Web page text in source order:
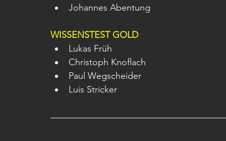
Johannes Abentung
WISSENSTEST GOLD
Lukas Früh
Christoph Knoflach
Paul Wegscheider
Luis Stricker